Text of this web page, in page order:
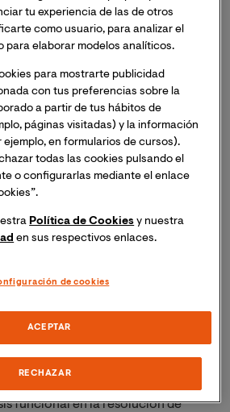
virtual "Aplicaciones Clínicas de la
Funcional (FAP)".Inscripción
el mismo día del evento un
a la sesión online.
organizada desde
virtual en Terapias
Generación
, se expondrá la
Funcional
(FAP; Kohlenberg y
2009) que se concibe como una
ocurren en la vida diaria. Los
y evocar estos
la alianza terapéutica como
Funcional (FAP) es una de las
funcional en la resolución de
tu experiencia de las de otros
como usuario, para analizar el
para elaborar modelos analíticos.
para mostrarte publicidad
con tus preferencias sobre la
a partir de tus hábitos de
páginas visitadas) y la información
en formularios de cursos).
todas las cookies pulsando el
o configurarlas mediante el enlace
Política de Cookies y nuestra
en sus respectivos enlaces.
de cookies
RECHAZAR
ACEPTAR